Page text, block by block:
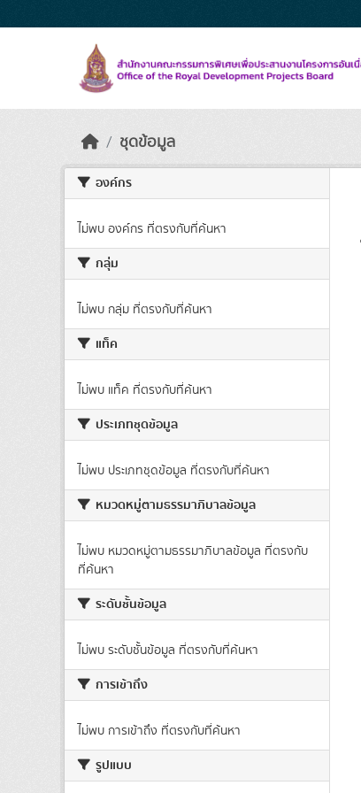
ชุดข้อมูล
องค์กร
ไม่พบ องค์กร ที่ตรงกับที่ค้นหา
กลุ่ม
ไม่พบ กลุ่ม ที่ตรงกับที่ค้นหา
แท็ค
ไม่พบ แท็ค ที่ตรงกับที่ค้นหา
ประเภทชุดข้อมูล
ไม่พบ ประเภทชุดข้อมูล ที่ตรงกับที่ค้นหา
หมวดหมู่ตามธรรมาภิบาลข้อมูล
ไม่พบ หมวดหมู่ตามธรรมาภิบาลข้อมูล ที่ตรงกับ
ที่ค้นหา
ระดับชั้นข้อมูล
ไม่พบ ระดับชั้นข้อมูล ที่ตรงกับที่ค้นหา
การเข้าถึง
ไม่พบ การเข้าถึง ที่ตรงกับที่ค้นหา
รูปแบบ